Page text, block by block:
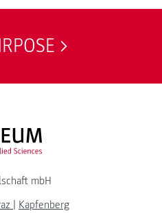
FH JOANNEUM Logo
mbH
Kapfenberg